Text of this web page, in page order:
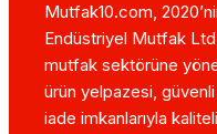
Mutfak10.com,
Endüstriyel Mutfak
mutfak sektörüne
ürün yelpazesi,
iade imkanlarıyla